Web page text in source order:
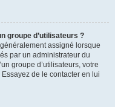
groupe d’utilisateurs ?
assigné lorsque
par un administrateur du
groupe d’utilisateurs, votre
de le contacter en lui